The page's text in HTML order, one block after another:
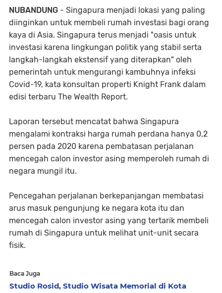
NUBANDUNG - Singapura menjadi lokasi yang paling
diinginkan untuk membeli rumah investasi bagi orang
kaya di Asia. Singapura terus menjadi "oasis untuk
investasi karena lingkungan politik yang stabil serta
langkah-langkah ekstensif yang diterapkan" oleh
pemerintah untuk mengurangi kambuhnya infeksi
Covid-19, kata konsultan properti Knight Frank dalam
edisi terbaru The Wealth Report.
Laporan tersebut mencatat bahwa Singapura
mengalami kontraksi harga rumah perdana hanya 0,2
persen pada 2020 karena pembatasan perjalanan
mencegah calon investor asing memperoleh rumah di
negara mungil itu.
Pencegahan perjalanan berkepanjangan membatasi
arus masuk pengunjung ke negara kota itu dan
mencegah calon investor asing yang tertarik membeli
rumah di Singapura untuk melihat unit-unit secara
fisik.
Baca Juga
Studio Rosid, Studio Wisata Memorial di Kota